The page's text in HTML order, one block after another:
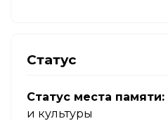
Статус
Статус места памяти:
и культуры